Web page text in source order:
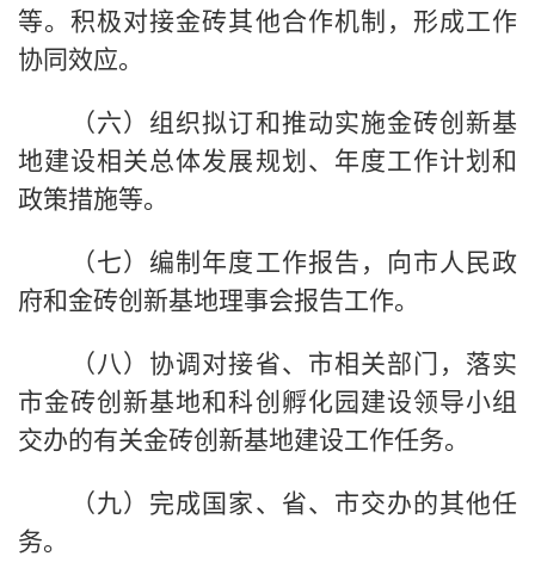
等。积极对接金砖其他合作机制，形成工作
协同效应。
（六）组织拟订和推动实施金砖创新基
地建设相关总体发展规划、年度工作计划和
政策措施等。
（七）编制年度工作报告，向市人民政
府和金砖创新基地理事会报告工作。
（八）协调对接省、市相关部门，落实
市金砖创新基地和科创孵化园建设领导小组
交办的有关金砖创新基地建设工作任务。
（九）完成国家、省、市交办的其他任
务。